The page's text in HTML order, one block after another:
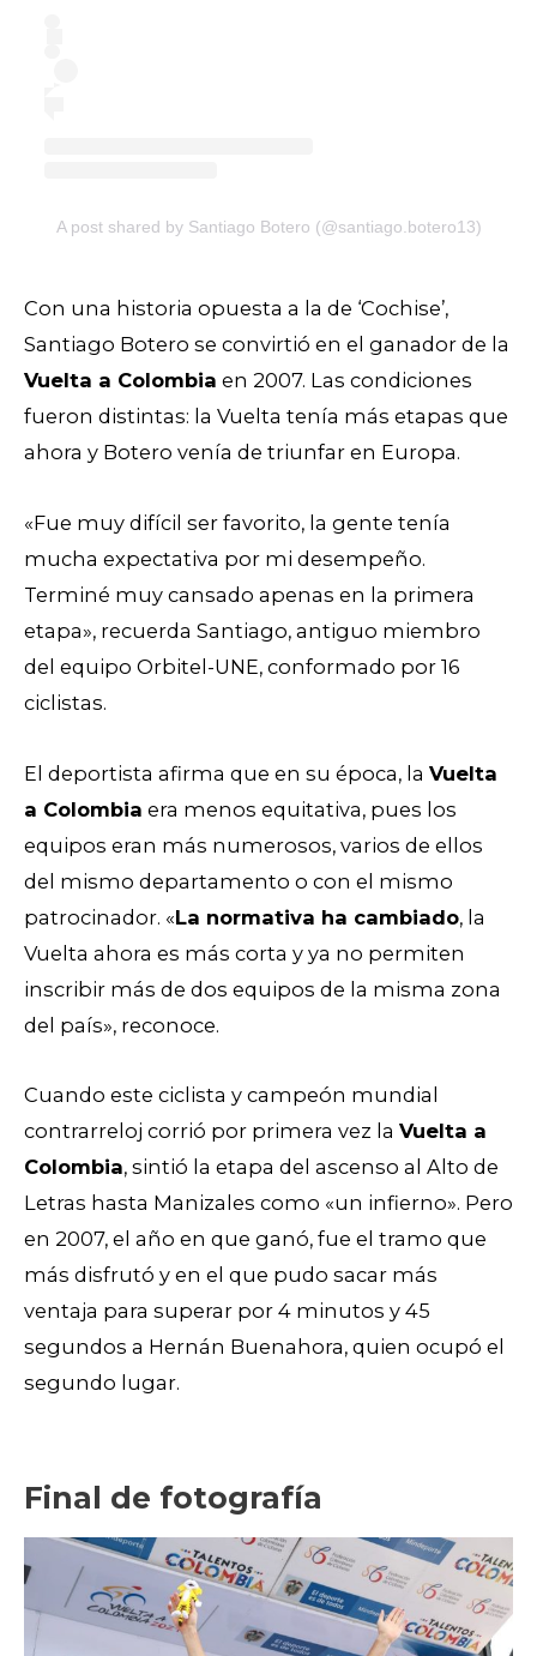
A post shared by Santiago Botero (@santiago.botero13)
Con una historia opuesta a la de ‘Cochise’,
Santiago Botero se convirtió en el ganador de la
Vuelta a Colombia en 2007. Las condiciones
fueron distintas: la Vuelta tenía más etapas que
ahora y Botero venía de triunfar en Europa.
«Fue muy difícil ser favorito, la gente tenía
mucha expectativa por mi desempeño.
Terminé muy cansado apenas en la primera
etapa», recuerda Santiago, antiguo miembro
del equipo Orbitel-UNE, conformado por 16
ciclistas.
El deportista afirma que en su época, la Vuelta
a Colombia era menos equitativa, pues los
equipos eran más numerosos, varios de ellos
del mismo departamento o con el mismo
patrocinador. «La normativa ha cambiado, la
Vuelta ahora es más corta y ya no permiten
inscribir más de dos equipos de la misma zona
del país», reconoce.
Cuando este ciclista y campeón mundial
contrarreloj corrió por primera vez la Vuelta a
Colombia, sintió la etapa del ascenso al Alto de
Letras hasta Manizales como «un infierno». Pero
en 2007, el año en que ganó, fue el tramo que
más disfrutó y en el que pudo sacar más
ventaja para superar por 4 minutos y 45
segundos a Hernán Buenahora, quien ocupó el
segundo lugar.
Final de fotografía